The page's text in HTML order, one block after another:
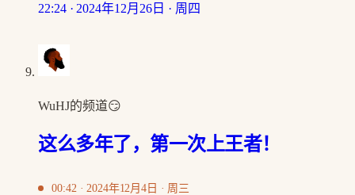
22:24 · 2024年12月26日 · 周四
WuHJ的频道😏
这么多年了，第一次上王者！
00:42 · 2024年12月4日 · 周三